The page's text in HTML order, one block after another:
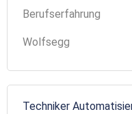
Berufserfahrung
Wolfsegg
Techniker